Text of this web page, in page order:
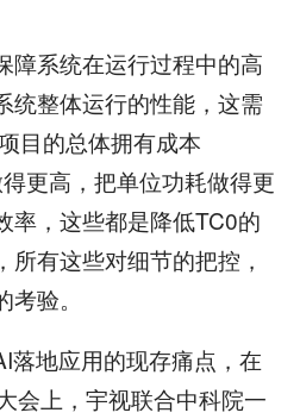
系统在运行过程中的高
统整体运行的性能，这需
目的总体拥有成本
更高，把单位功耗做得更
率，这些都是降低TC0的
有这些对细节的把控，
验。
地应用的现存痛点，在
会上，宇视联合中科院一